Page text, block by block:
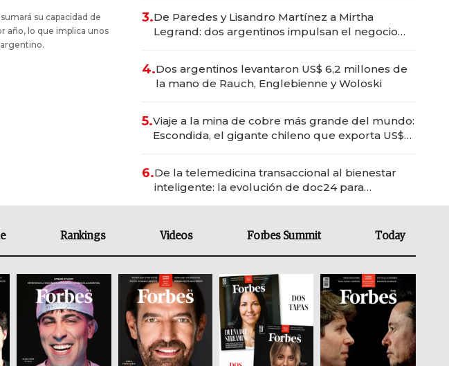
su capacidad de
año, lo que implica unos
3.De Paredes y Lisandro Martínez a Mirtha
Legrand: dos argentinos impulsan el negocio
4.Dos argentinos levantaron US$ 6,2 millones de
la mano de Rauch, Englebienne y Woloski
5.Viaje a la mina de cobre más grande del mundo:
Escondida, el gigante chileno que exporta US$
6.De la telemedicina transaccional al bienestar
inteligente: la evolución de doc24 para
Rankings Videos Forbes Summit Today